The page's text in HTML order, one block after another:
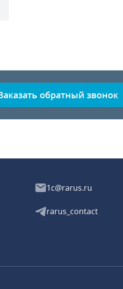
обратный звонок
1c@rarus.ru
rarus_contact